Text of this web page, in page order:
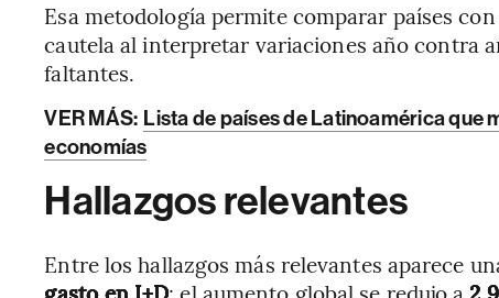
Esa metodología permite comparar países
cautela al interpretar variaciones año contra
faltantes.
VER MÁS: Lista de países de Latinoamérica que
economías
Hallazgos relevantes
Entre los hallazgos más relevantes aparece